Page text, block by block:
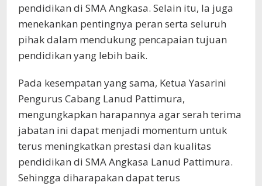
pendidikan di SMA Angkasa. Selain itu, Ia juga
menekankan pentingnya peran serta seluruh
pihak dalam mendukung pencapaian tujuan
pendidikan yang lebih baik.
Pada kesempatan yang sama, Ketua Yasarini
Pengurus Cabang Lanud Pattimura,
mengungkapkan harapannya agar serah terima
jabatan ini dapat menjadi momentum untuk
terus meningkatkan prestasi dan kualitas
pendidikan di SMA Angkasa Lanud Pattimura.
Sehingga diharapakan dapat terus